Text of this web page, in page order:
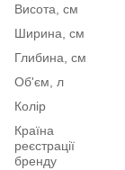
Висота, см
Ширина, см
Глибина, см
Об'єм, л
Колір
Країна
реєстрації
бренду